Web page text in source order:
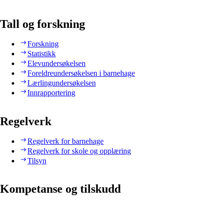
Tall og forskning
Forskning
Statistikk
Elevundersøkelsen
Foreldreundersøkelsen i barnehage
Lærlingundersøkelsen
Innrapportering
Regelverk
Regelverk for barnehage
Regelverk for skole og opplæring
Tilsyn
Kompetanse og tilskudd